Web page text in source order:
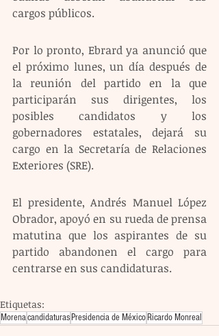
cargos públicos.
Por lo pronto, Ebrard ya anunció que
el próximo lunes, un día después de
la reunión del partido en la que
participarán sus dirigentes, los
posibles candidatos y los
gobernadores estatales, dejará su
cargo en la Secretaría de Relaciones
Exteriores (SRE).
El presidente, Andrés Manuel López
Obrador, apoyó en su rueda de prensa
matutina que los aspirantes de su
partido abandonen el cargo para
centrarse en sus candidaturas.
Etiquetas:
MorenacandidaturasPresidencia de MéxicoRicardo Monreal